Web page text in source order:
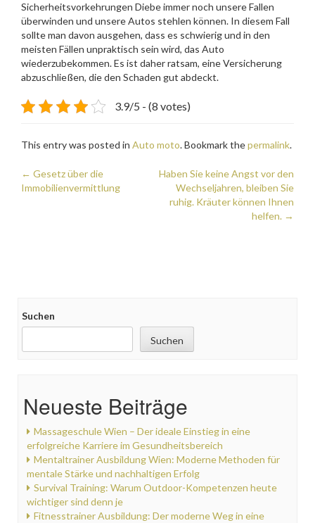
Sicherheitsvorkehrungen Diebe immer noch unsere Fallen
überwinden und unsere Autos stehlen können. In diesem Fall
sollte man davon ausgehen, dass es schwierig und in den
meisten Fällen unpraktisch sein wird, das Auto
wiederzubekommen. Es ist daher ratsam, eine Versicherung
abzuschließen, die den Schaden gut abdeckt.
3.9/5 - (8 votes)
This entry was posted in Auto moto. Bookmark thepermalink.
Post
← Gesetz über die
Immobilienvermittlung
Haben Sie keine Angst vor den
Wechseljahren, bleiben Sie
ruhig. Kräuter können Ihnen
helfen. →
Suchen
Suchen
Neueste Beiträge
Massageschule Wien – Der ideale Einstieg in eine
erfolgreiche Karriere im Gesundheitsbereich
Mentaltrainer Ausbildung Wien: Moderne Methoden für
mentale Stärke und nachhaltigen Erfolg
Survival Training: Warum Outdoor-Kompetenzen heute
wichtiger sind denn je
Fitnesstrainer Ausbildung: Der moderne Weg in eine